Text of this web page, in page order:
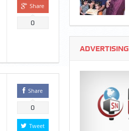
Share
0
Share
0
Tweet
ADVERTISING